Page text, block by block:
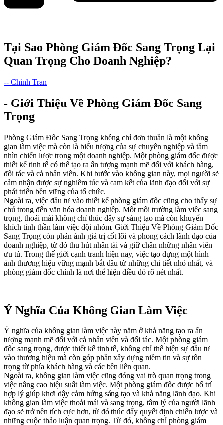
Tại Sao Phòng Giám Đốc Sang Trọng Lại
Quan Trọng Cho Doanh Nghiệp?
-- Chinh Tran
- Giới Thiệu Về Phòng Giám Đốc Sang
Trọng
Phòng Giám Đốc Sang Trọng không chỉ đơn thuần là một không
gian làm việc mà còn là biểu tượng của sự chuyên nghiệp và tầm
nhìn chiến lược trong một doanh nghiệp. Một phòng giám đốc được
thiết kế tinh tế có thể tạo ra ấn tượng mạnh mẽ đối với khách hàng,
đối tác và cả nhân viên. Khi bước vào không gian này, mọi người sẽ
cảm nhận được sự nghiêm túc và cam kết của lãnh đạo đối với sự
phát triển bền vững của tổ chức.
Ngoài ra, việc đầu tư vào thiết kế phòng giám đốc cũng cho thấy sự
chú trọng đến văn hóa doanh nghiệp. Một môi trường làm việc sang
trọng, thoải mái không chỉ thúc đẩy sự sáng tạo mà còn khuyến
khích tinh thần làm việc đội nhóm. Giới Thiệu Về Phòng Giám Đốc
Sang Trọng còn phản ánh giá trị cốt lõi và phong cách lãnh đạo của
doanh nghiệp, từ đó thu hút nhân tài và giữ chân những nhân viên
ưu tú. Trong thế giới cạnh tranh hiện nay, việc tạo dựng một hình
ảnh thương hiệu vững mạnh bắt đầu từ những chi tiết nhỏ nhất, và
phòng giám đốc chính là nơi thể hiện điều đó rõ nét nhất.
Ý Nghĩa Của Không Gian Làm Việc
Ý nghĩa của không gian làm việc này nằm ở khả năng tạo ra ấn
tượng mạnh mẽ đối với cả nhân viên và đối tác. Một phòng giám
đốc sang trọng, được thiết kế tinh tế, không chỉ thể hiện sự đầu tư
vào thương hiệu mà còn góp phần xây dựng niềm tin và sự tôn
trọng từ phía khách hàng và các bên liên quan.
Ngoài ra, không gian làm việc cũng đóng vai trò quan trọng trong
việc nâng cao hiệu suất làm việc. Một phòng giám đốc được bố trí
hợp lý giúp khơi dậy cảm hứng sáng tạo và khả năng lãnh đạo. Khi
không gian làm việc thoải mái và sang trọng, tâm lý của người lãnh
đạo sẽ trở nên tích cực hơn, từ đó thúc đẩy quyết định chiến lược và
những cuộc thảo luận quan trọng. Từ đó, không chỉ phòng giám